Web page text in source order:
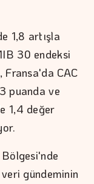
1,8 artışla
30 endeksi
Fransa'da CAC
puanda ve
1,4 değer
gündeminin